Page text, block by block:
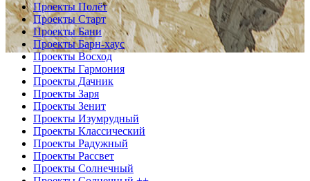
Проекты Полёт
Проекты Старт
Проекты Бани
Проекты Барн-хаус
Проекты Восход
Проекты Гармония
Проекты Дачник
Проекты Заря
Проекты Зенит
Проекты Изумрудный
Проекты Классический
Проекты Радужный
Проекты Рассвет
Проекты Солнечный